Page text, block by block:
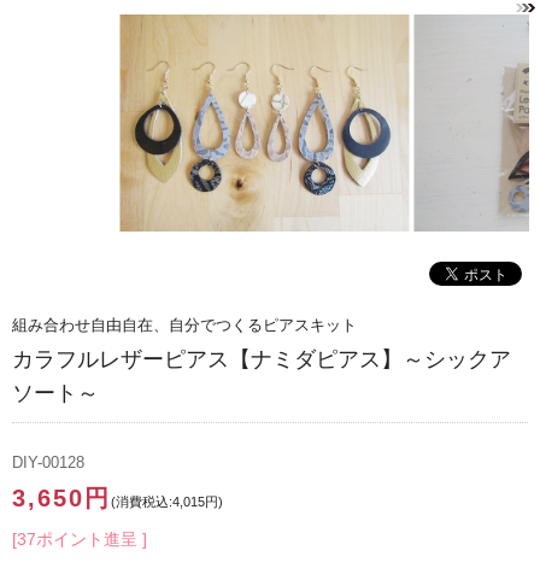
組み合わせ自由自在、自分でつくるピアスキット
カラフルレザーピアス【ナミダピアス】～シックア
ソート～
DIY-00128
3,650円 (消費税込:4,015円)
[37ポイント進呈 ]